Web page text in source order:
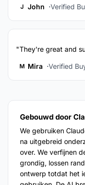
J John Verified
"They're great and
M Mira Verified
Gebouwd door
We gebruiken
na uitgebreid
over. We verfijnen
grondig, lossen
ontwerp totdat het